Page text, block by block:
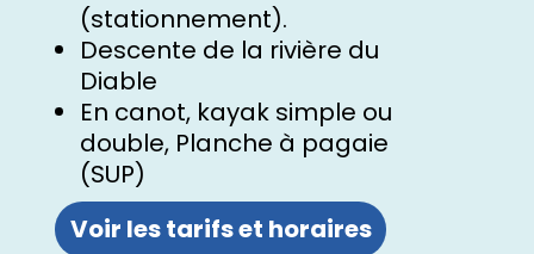
(stationnement).
Descente de la rivière du
Diable
En canot, kayak simple ou
double, Planche à pagaie
(SUP)
Voir les tarifs et horaires